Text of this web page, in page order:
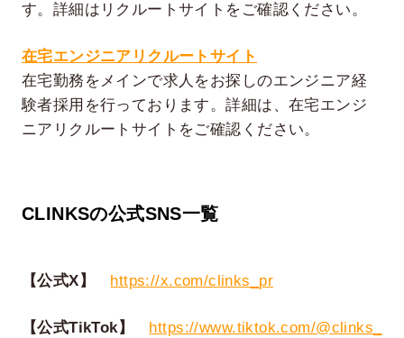
す。詳細はリクルートサイトをご確認ください。
在宅エンジニアリクルートサイト
在宅勤務をメインで求人をお探しのエンジニア経
験者採用を行っております。詳細は、在宅エンジ
ニアリクルートサイトをご確認ください。
CLINKSの公式SNS一覧
【公式X】 https://x.com/clinks_pr
【公式TikTok】
https://www.tiktok.com/@clinks_